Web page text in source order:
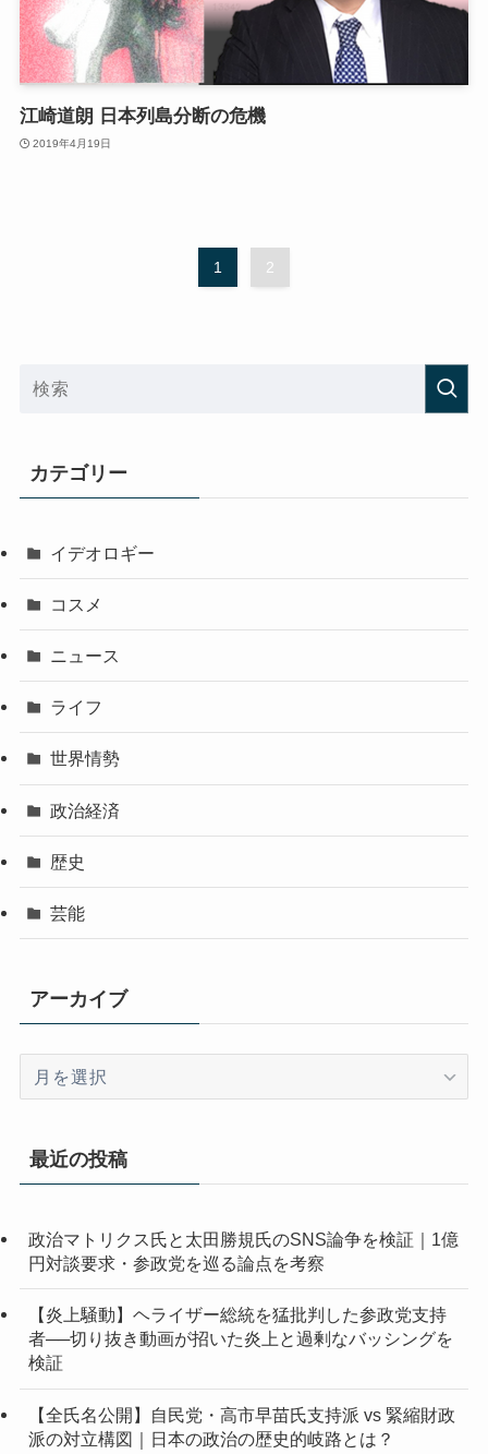
江崎道朗 日本列島分断の危機
2019年4月19日
1 2
カテゴリー
イデオロギー
コスメ
ニュース
ライフ
世界情勢
政治経済
歴史
芸能
アーカイブ
イ
最近の投稿
政治マトリクス氏と太田勝規氏のSNS論争を検証｜1億
円対談要求・参政党を巡る論点を考察
【炎上騒動】ヘライザー総統を猛批判した参政党支持
者──切り抜き動画が招いた炎上と過剰なバッシングを
検証
【全氏名公開】自民党・高市早苗氏支持派 vs 緊縮財政
派の対立構図｜日本の政治の歴史的岐路とは？